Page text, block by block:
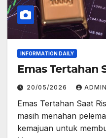
INFORMATION DAILY
Emas Tertahan
20/05/2026
Emas Tertahan Saat
masih menahan
kemajuan untuk